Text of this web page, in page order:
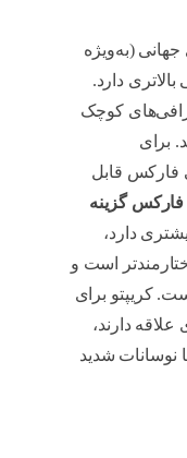
(به‌ویژه
دارد.
کوچک
برای
فارکس قابل
فارکس گزینه
دارد،
است و
کریپتو برای
دارند،
نوسانات شدید